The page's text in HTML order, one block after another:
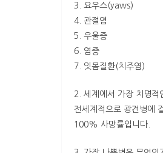
3. 요우스(yaws)
4. 관절염
5. 우울증
6. 염증
7. 잇몸질환(치주염)
2. 세계에서 가장 치명
전세계적으로 광견병에
100% 사망률입니다.